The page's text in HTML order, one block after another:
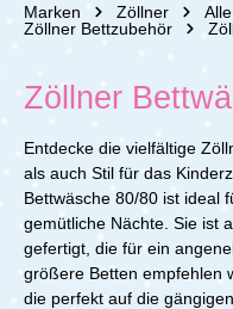
Marken Zöllner
Zöllner Bettzubehör
Zöllner
Entdecke die vielfältige
als auch Stil für das
Bettwäsche 80/80 ist ideal
gemütliche Nächte. Sie ist
gefertigt, die für ein
größere Betten empfehlen
die perfekt auf die